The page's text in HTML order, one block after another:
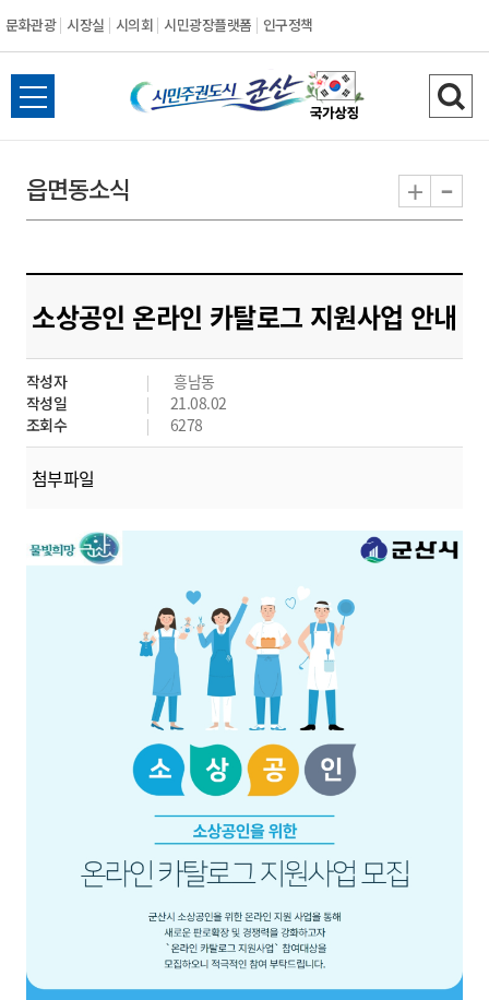
문화관광 시장실 시의회 시민광장플랫폼 인구정책
시
민
도
시
군
산
전
체
뉴
열
검
색
기
읍면동소식 + -
소상공인 온라인 카탈로그 지원사업 안내
작성자
흥남동
작성일
21.08.02
조회수
6278
첨부파일